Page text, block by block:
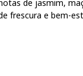
de jasmim,
frescura e bem-